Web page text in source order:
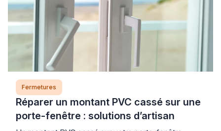
investissement stratégique pour votre confort
thermique et acoustique quotidien. Ces éléments
techniques, souvent négligés, influencent
directement votre consommation énergétique […]
Fermetures
Réparer un montant PVC cassé sur une
porte-fenêtre : solutions d’artisan